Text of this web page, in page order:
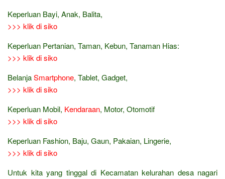
Keperluan Bayi, Anak, Balita,
>>> klik di siko
Keperluan Pertanian, Taman, Kebun, Tanaman Hias:
>>> klik di siko
BelanjaSmartphone, Tablet, Gadget,
>>> klik di siko
Keperluan Mobil, Kendaraan, Motor, Otomotif
>>> klik di siko
Keperluan Fashion, Baju, Gaun, Pakaian, Lingerie,
>>> klik di siko
Untuk kita yang tinggal di Kecamatan kelurahan desa nagari